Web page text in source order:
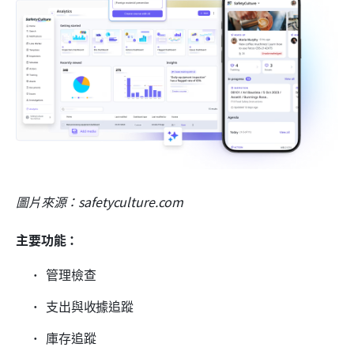
圖片來源：safetyculture.com
主要功能：
管理檢查
支出與收據追蹤
庫存追蹤